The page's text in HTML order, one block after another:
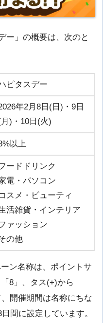
ー」の概要は、次のと
ピタスデー
年2月8日(日)・9日
)・10日(火)
以上
ードドリンク
電・パソコン
スメ・ビューティ
活雑貨・インテリア
ァッション
の他
ン名称は、ポイントサ
8」、タス(+)から
開催期間は名称にちな
間に設定しています。